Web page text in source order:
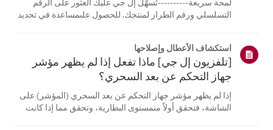
لمحة سريعة----------تُسهّل إل جي عليك العثور على الرقم
التسلسلي ورقم الطراز لمنتجك. للحصول علىمساعدة في تحديد
تختلف الصور أو ا...
استكشاف الأعطال وإصلاحها
[تلفزيون إل جي] ماذا تفعل إذا لم يظهر مؤشر
جهاز التحكم عن بعد السحري؟
إذا لم يظهر مؤشر جهاز التحكم عن بعد السحري (المؤشر) على
الشاشة، فتحقق أولاً منمستوى البطارية، وتحقق مما إذا كانت